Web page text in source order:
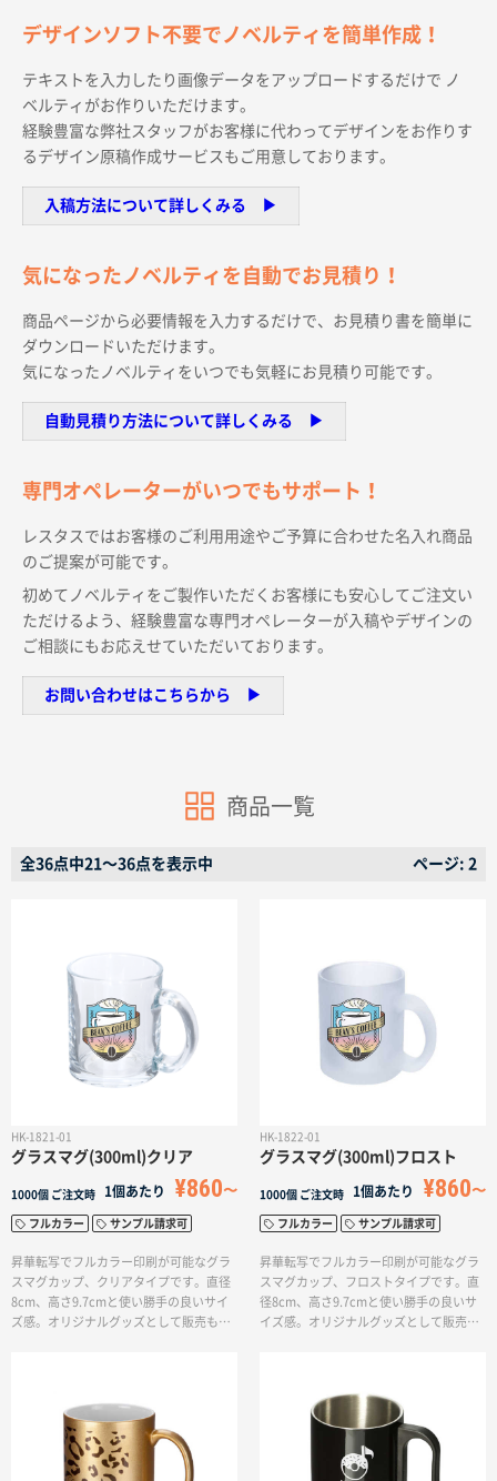
ターゲットから探す
目的・シーンから探す
イベントから探す
サイトメニュー
ご注文の流れ
データ入稿ガイド
再注文について
名入れグループサイト
デザインソフト不要でノベルティを簡単作成！
テキストを入力したり画像データをアップロードするだけで ノ
ベルティがお作りいただけます。
経験豊富な弊社スタッフがお客様に代わってデザインをお作りす
るデザイン原稿作成サービスもご用意しております。
入稿方法について詳しくみる ▶︎
気になったノベルティを自動でお見積り！
商品ページから必要情報を入力するだけで、お見積り書を簡単に
ダウンロードいただけます。
気になったノベルティをいつでも気軽にお見積り可能です。
自動見積り方法について詳しくみる ▶︎
専門オペレーターがいつでもサポート！
レスタスではお客様のご利用用途やご予算に合わせた名入れ商品
のご提案が可能です。
初めてノベルティをご製作いただくお客様にも安心してご注文い
ただけるよう、経験豊富な専門オペレーターが入稿やデザインの
ご相談にもお応えせていただいております。
お問い合わせはこちらから ▶︎
商品一覧
全36点中21〜36点を表示中 ページ: 2
HK-1821-01
グラスマグ(300ml)クリア
1000個 ご注文時 1個あたり ¥860
フルカラー サンプル請求可
昇華転写でフルカラー印刷が可能なグラ
スマグカップ、クリアタイプです。直径
8cm、高さ9.7cmと使い勝手の良いサイ
ズ感。オリジナルグッズとして販売も可
HK-1822-01
グラスマグ(300ml)フロスト
1000個 ご注文時 1個あたり ¥860
フルカラー サンプル請求可
昇華転写でフルカラー印刷が可能なグラ
スマグカップ、フロストタイプです。直
径8cm、高さ9.7cmと使い勝手の良いサ
イズ感。オリジナルグッズとして販売も